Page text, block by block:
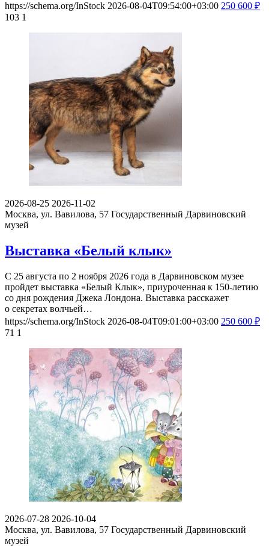
https://schema.org/InStock 2026-08-04T09:54:00+03:00 250 600 ₽
103 1
2026-08-25 2026-11-02
Москва, ул. Вавилова, 57 Государственный Дарвиновский
музей
Выставка «Белый клык»
С 25 августа по 2 ноября 2026 года в Дарвиновском музее
пройдет выставка «Белый Клык», приуроченная к 150-летию
со дня рождения Джека Лондона. Выставка расскажет
о секретах волчьей…
https://schema.org/InStock 2026-08-04T09:01:00+03:00 250 600 ₽
71 1
2026-07-28 2026-10-04
Москва, ул. Вавилова, 57 Государственный Дарвиновский
музей